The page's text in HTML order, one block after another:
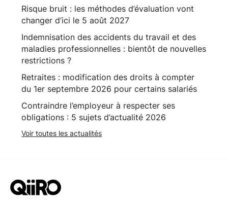
Risque bruit : les méthodes d’évaluation vont
changer d’ici le 5 août 2027
Indemnisation des accidents du travail et des
maladies professionnelles : bientôt de nouvelles
restrictions ?
Retraites : modification des droits à compter
du 1er septembre 2026 pour certains salariés
Contraindre l’employeur à respecter ses
obligations : 5 sujets d’actualité 2026
Voir toutes les actualités